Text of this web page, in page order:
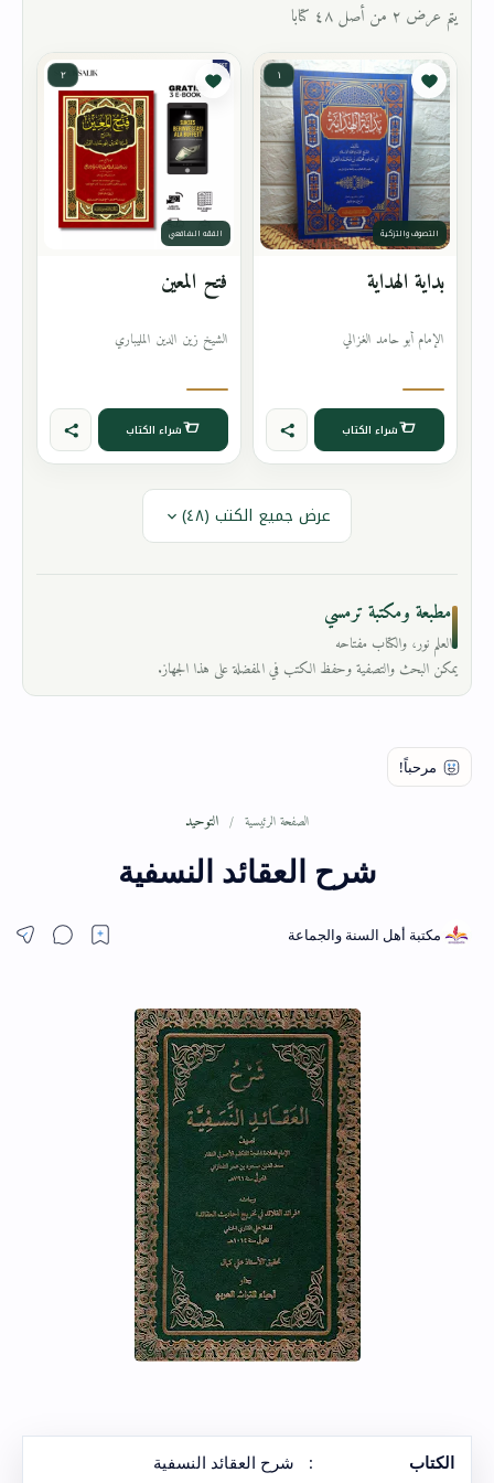
يتم عرض ٢ من أصل ٤٨ كتابا
١
التصوف والتزكية
بداية الهداية
الإمام أبو حامد الغزالي
شراء الكتاب
٢
الفقه الشافعي
فتح المعين
الشيخ زين الدين المليباري
شراء الكتاب
عرض جميع الكتب (٤٨)
مطبعة ومكتبة ترمسي
العلم نور، والكتاب مفتاحه
يمكن البحث والتصفية وحفظ الكتب في المفضلة على هذا الجهاز.
الصفحة الرئيسية التوحيد
شرح العقائد النسفية
الكتاب : شرح العقائد النسفية